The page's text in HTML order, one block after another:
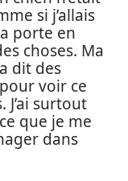
si j’allais
porte en
choses. Ma
dit des
voir ce
J’ai surtout
que je me
dans